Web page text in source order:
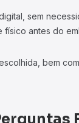
sem
físico antes do
bem